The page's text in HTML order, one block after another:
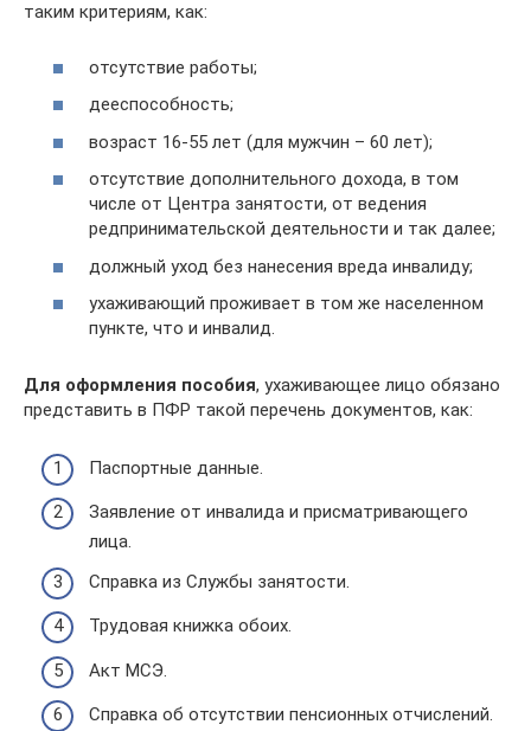
таким критериям, как:
отсутствие работы;
дееспособность;
возраст 16-55 лет (для мужчин – 60 лет);
отсутствие дополнительного дохода, в том
числе от Центра занятости, от ведения
редпринимательской деятельности и так далее;
должный уход без нанесения вреда инвалиду;
ухаживающий проживает в том же населенном
пункте, что и инвалид.
Для оформления пособия, ухаживающее лицо обязано
представить в ПФР такой перечень документов, как:
Паспортные данные.
Заявление от инвалида и присматривающего
лица.
Справка из Службы занятости.
Трудовая книжка обоих.
Акт МСЭ.
Справка об отсутствии пенсионных отчислений.